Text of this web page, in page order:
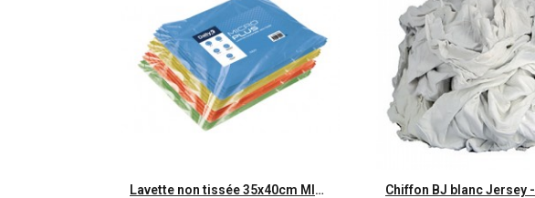
Aperçu rapide Lavette non tissée 35x40cm MICROPLUS DAILYK PREMIUM -Sch 5 Aperçu rapide